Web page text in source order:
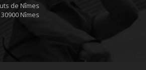
de Nîmes
30900 Nîmes